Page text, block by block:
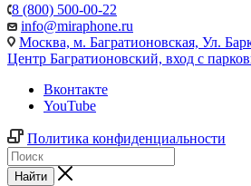
8 (800) 500-00-22
info@miraphone.ru
Москва, м. Багратионовская, Ул.
Центр Багратионовский, вход с
Вконтакте
YouTube
Политика конфиденциальности
Найти